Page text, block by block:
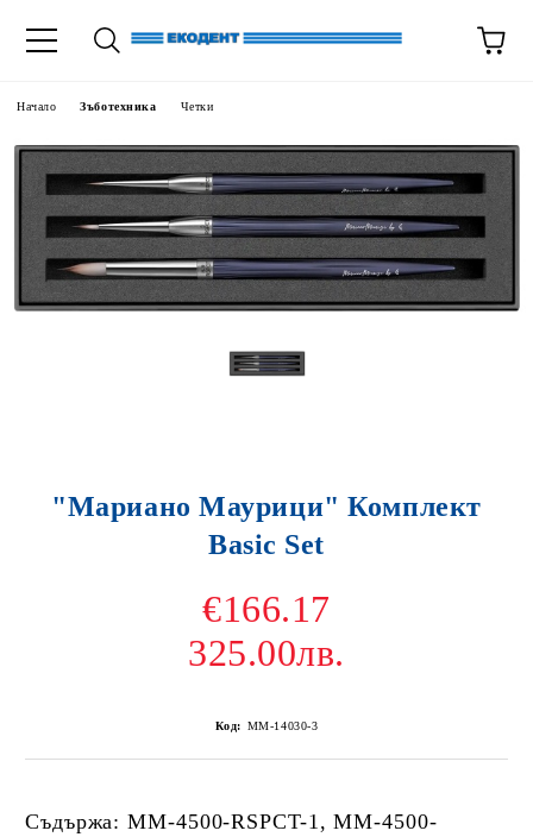
Начало Зъботехника Четки
"Мариано Маурици" Комплект
Basic Set
€166.17
325.00лв.
Код: MM-14030-3
Съдържа: MM-4500-RSPCT-1, MM-4500-